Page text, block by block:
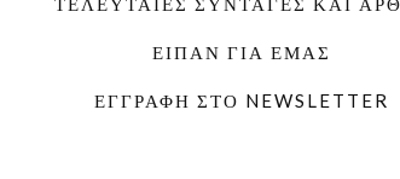
ΕΊΠΑΝ ΓΙΑ ΕΜΆΣ
ΕΓΓΡΑΦΉ ΣΤΟ NEWSLETTER